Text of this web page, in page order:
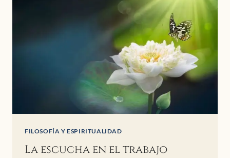
FILOSOFÍA Y ESPIRITUALIDAD
La escucha en el trabajo